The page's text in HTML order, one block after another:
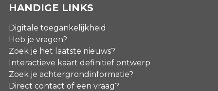
HANDIGE LINKS
Digitale toegankelijkheid
Heb je vragen?
Zoek je het laatste nieuws?
Interactieve kaart definitief ontwerp
Zoek je achtergrondinformatie?
Direct contact of een vraag?